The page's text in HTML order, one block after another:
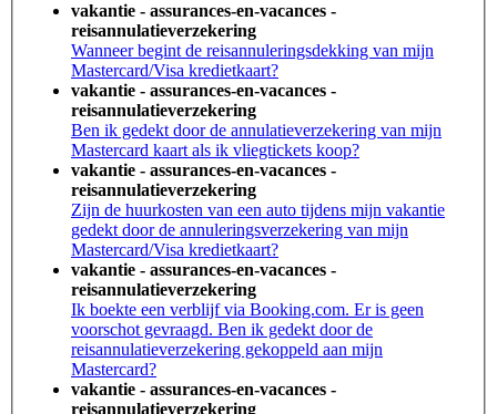
vakantie - assurances-en-vacances -
reisannulatieverzekering
Wanneer begint de reisannuleringsdekking van mijn
Mastercard/Visa kredietkaart?
vakantie - assurances-en-vacances -
reisannulatieverzekering
Ben ik gedekt door de annulatieverzekering van mijn
Mastercard kaart als ik vliegtickets koop?
vakantie - assurances-en-vacances -
reisannulatieverzekering
Zijn de huurkosten van een auto tijdens mijn vakantie
gedekt door de annuleringsverzekering van mijn
Mastercard/Visa kredietkaart?
vakantie - assurances-en-vacances -
reisannulatieverzekering
Ik boekte een verblijf via Booking.com. Er is geen
voorschot gevraagd. Ben ik gedekt door de
reisannulatieverzekering gekoppeld aan mijn
Mastercard?
vakantie - assurances-en-vacances -
reisannulatieverzekering